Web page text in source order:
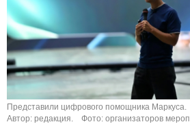
Представили цифрового помощника Маркуса.
Автор: редакция.
Фото: организаторов